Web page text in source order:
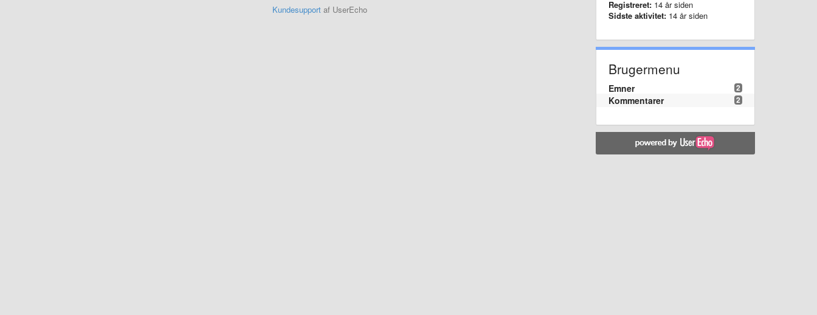
Kundesupportaf UserEcho Registreret: 14 år siden
Sidste aktivitet: 14 år siden
Brugermenu
2
Emner
2
Kommentarer